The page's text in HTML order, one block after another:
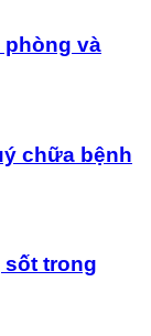
phòng và
chữa bệnh
sốt trong